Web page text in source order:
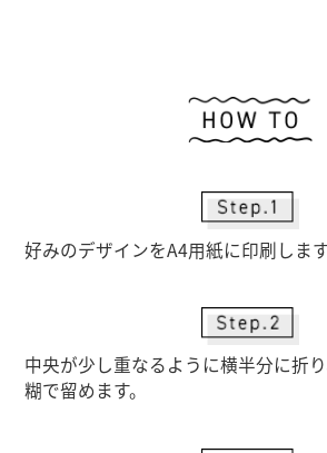
好みのデザインをA4用紙に印刷します
中央が少し重なるように横半分に折
糊で留めます。